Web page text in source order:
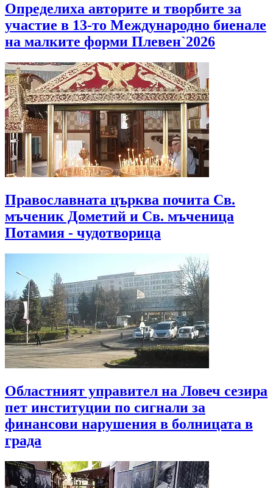
Определиха авторите и творбите за
участие в 13-то Международно биенале
на малките форми Плевен`2026
Православната църква почита Св.
мъченик Дометий и Св. мъченица
Потамия - чудотворица
Областният управител на Ловеч сезира
пет институции по сигнали за
финансови нарушения в болницата в
града